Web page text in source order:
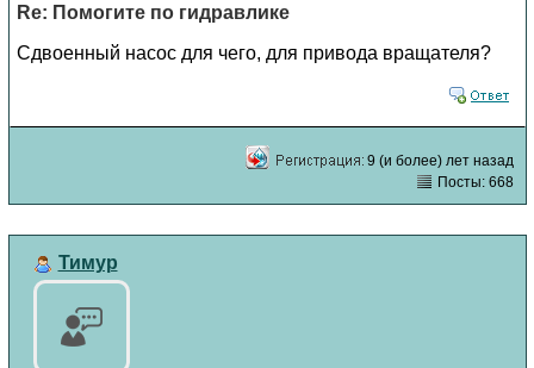
Re: Помогите по гидравлике
Сдвоенный насос для чего, для привода вращателя?
9 (и более) лет назад
Посты: 668
Тимур